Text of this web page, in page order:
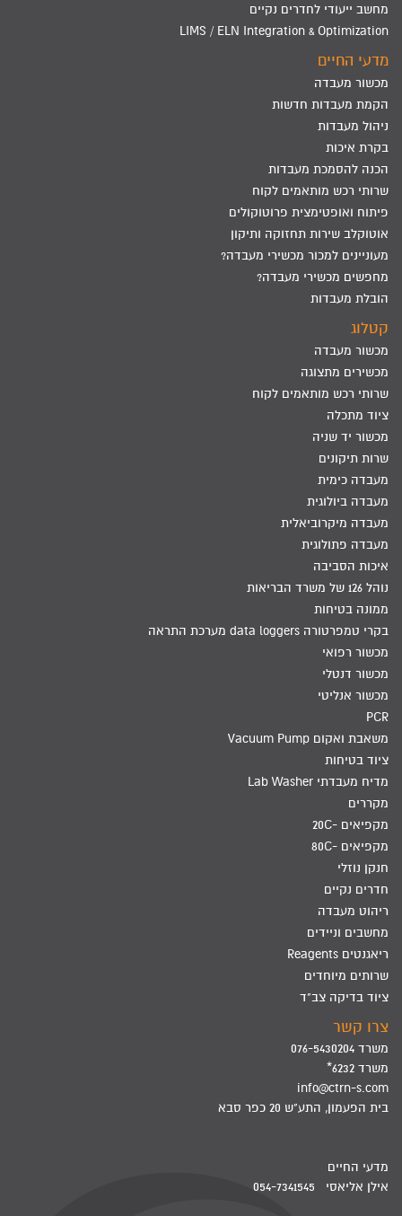
מחשב ייעודי לחדרים נקיים
LIMS / ELN Integration & Optimization
מדעי החיים
מכשור מעבדה
הקמת מעבדות חדשות
ניהול מעבדות
בקרת איכות
הכנה להסמכת מעבדות
שרותי רכש מותאמים לקוח
פיתוח ואופטימצית פרוטוקולים
אוטוקלב שירות תחזוקה ותיקון
מעוניינים למכור מכשירי מעבדה?
מחפשים מכשירי מעבדה?
הובלת מעבדות
קטלוג
מכשור מעבדה
מכשירים מתצוגה
שרותי רכש מותאמים לקוח
ציוד מתכלה
מכשור יד שניה
שרות תיקונים
מעבדה כימית
מעבדה ביולוגית
מעבדה מיקרוביאלית
מעבדה פתולוגית
איכות הסביבה
נוהל 126 של משרד הבריאות
ממונה בטיחות
בקרי טמפרטורה data loggers מערכת התראה
מכשור רפואי
מכשור דנטלי
מכשור אנליטי
PCR
משאבת ואקום Vacuum Pump
ציוד בטיחות
מדיח מעבדתי Lab Washer
מקררים
מקפיאים -20C
מקפיאים -80C
חנקן נוזלי
חדרים נקיים
ריהוט מעבדה
מחשבים וניידים
ריאגנטים Reagents
שרותים מיוחדים
ציוד בדיקה צב"ד
צרו קשר
משרד 076-5430204
משרד 6232*
info@ctrn-s.com
בית הפעמון, התע"ש 20 כפר סבא
מדעי החיים
אילן אליאסי 054-7341545